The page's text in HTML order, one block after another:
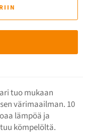
tuo mukaan
värimaailman. 10
lämpöä ja
kömpelöltä.